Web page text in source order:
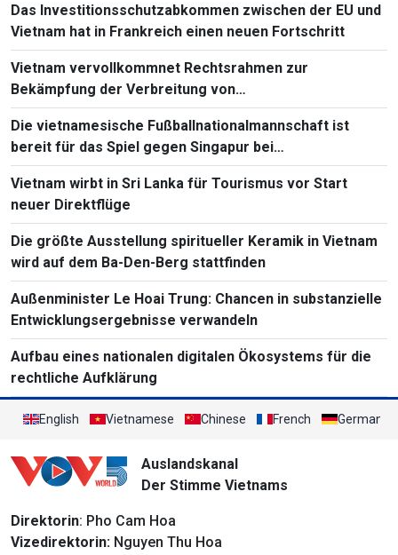
Das Investitionsschutzabkommen zwischen der EU und
Vietnam hat in Frankreich einen neuen Fortschritt
Vietnam vervollkommnet Rechtsrahmen zur
Bekämpfung der Verbreitung von
Massenvernichtungswaffen
Die vietnamesische Fußballnationalmannschaft ist
bereit für das Spiel gegen Singapur bei
Südostasienmeisterschaft 2026
Vietnam wirbt in Sri Lanka für Tourismus vor Start
neuer Direktflüge
Die größte Ausstellung spiritueller Keramik in Vietnam
wird auf dem Ba-Den-Berg stattfinden
Außenminister Le Hoai Trung: Chancen in substanzielle
Entwicklungsergebnisse verwandeln
Aufbau eines nationalen digitalen Ökosystems für die
rechtliche Aufklärung
English Vietnamese Chinese French German
Auslandskanal
Der Stimme Vietnams
Direktorin: Pho Cam Hoa
Vizedirektorin: Nguyen Thu Hoa